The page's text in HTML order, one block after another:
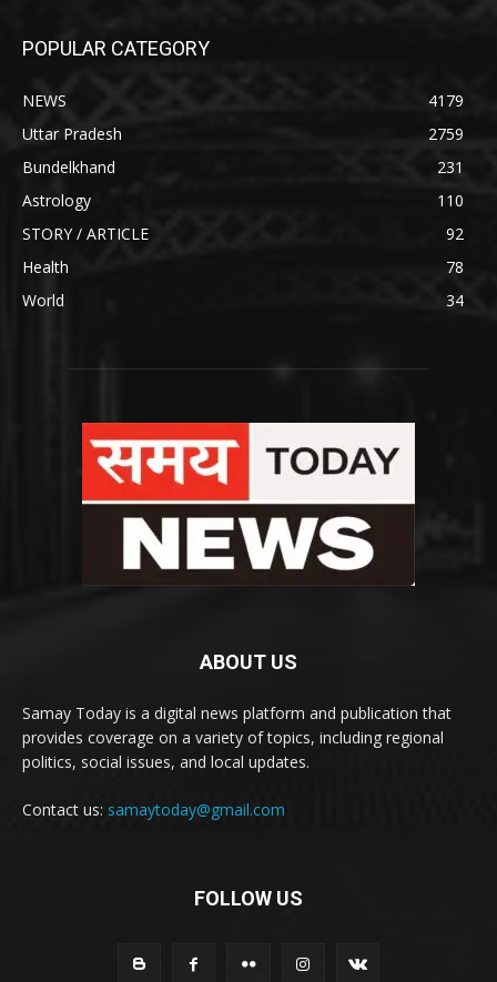
POPULAR CATEGORY
NEWS
4179
Uttar Pradesh
2759
Bundelkhand
231
Astrology
110
STORY / ARTICLE
92
Health
78
World
34
ABOUT US
Samay Today is a digital news platform and publication that
provides coverage on a variety of topics, including regional
politics, social issues, and local updates.
Contact us: samaytoday@gmail.com
FOLLOW US